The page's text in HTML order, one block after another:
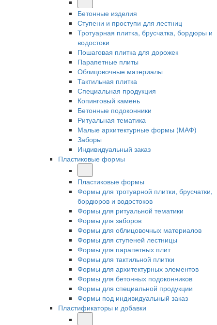
Бетонные изделия
Ступени и проступи для лестниц
Тротуарная плитка, брусчатка, бордюры и
водостоки
Пошаговая плитка для дорожек
Парапетные плиты
Облицовочные материалы
Тактильная плитка
Специальная продукция
Копинговый камень
Бетонные подоконники
Ритуальная тематика
Малые архитектурные формы (МАФ)
Заборы
Индивидуальный заказ
Пластиковые формы
Пластиковые формы
Формы для тротуарной плитки, брусчатки,
бордюров и водостоков
Формы для ритуальной тематики
Формы для заборов
Формы для облицовочных материалов
Формы для ступеней лестницы
Формы для парапетных плит
Формы для тактильной плитки
Формы для архитектурных элементов
Формы для бетонных подоконников
Формы для специальной продукции
Формы под индивидуальный заказ
Пластификаторы и добавки